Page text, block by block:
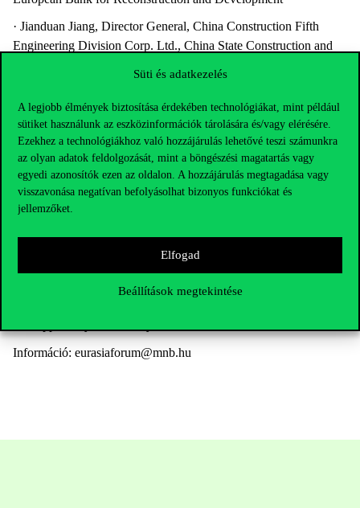
Süti és adatkezelés
A legjobb élmények biztosítása érdekében technológiákat, mint például
sütiket használunk az eszközinformációk tárolására és/vagy elérésére.
Ezekhez a technológiákhoz való hozzájárulás lehetővé teszi számunkra
az olyan adatok feldolgozását, mint a böngészési magatartás vagy
egyedi azonosítók ezen az oldalon. A hozzájárulás megtagadása vagy
visszavonása negatívan befolyásolhat bizonyos funkciókat és
jellemzőket.
Elfogad
Beállítások megtekintése
· Jianduan Jiang, Director General, China Construction Fifth
Engineering Division Corp. Ltd., China State Construction and
Professor of Diplomacy, MGIMO University
· Jung Hoon Lee, Chair of Smart City Committee, Seoul
Metropolitan Government
· Bruno Lanvin, President, Smart City Observatory
· Danae Kyriakopoulou, Chief Economist and Director of
· Mehmet Huseyin Bilgin, Vice President, Eurasia Business and
Információ: eurasiaforum@mnb.hu